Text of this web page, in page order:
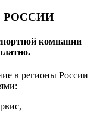
РОССИИ
компании
в регионы России